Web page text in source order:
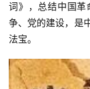
词》，总结中国革
争、党的建设，是
法宝。